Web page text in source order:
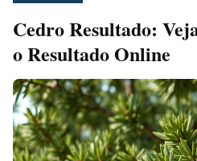
Cedro Resultado:
o Resultado Online